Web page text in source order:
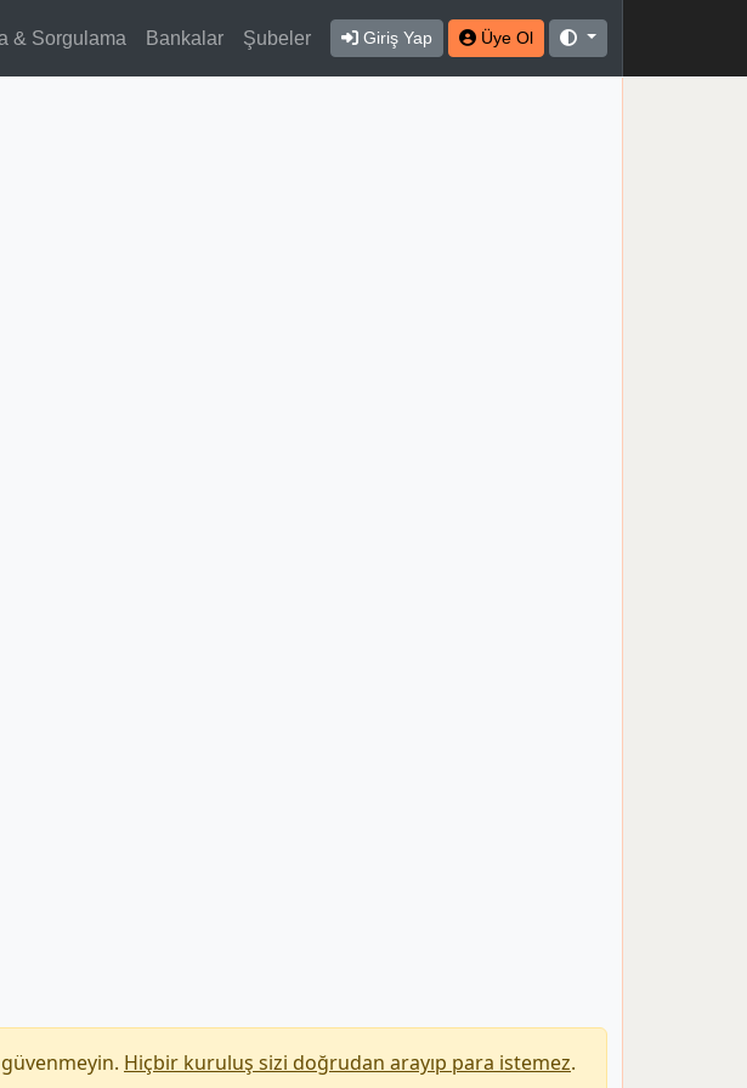
& Sorgulama Bankalar Şubeler Giriş Yap Üye Ol
Hiçbir kuruluş sizi doğrudan arayıp para istemez.